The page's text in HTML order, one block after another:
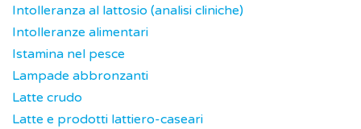
Intolleranza al lattosio (analisi cliniche)
Intolleranze alimentari
Istamina nel pesce
Lampade abbronzanti
Latte crudo
Latte e prodotti lattiero-caseari